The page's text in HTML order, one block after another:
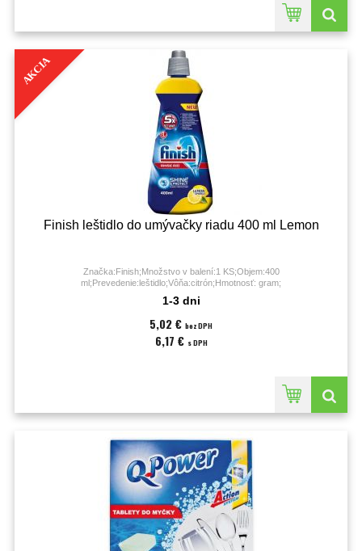
AKCIA
Finish leštidlo do umývačky riadu 400 ml Lemon
Značka:Finish;Množstvo v balení:1 KS;Objem:400
ml;Prevedenie:leštidlo;Vôňa:citrón;Hmotnosť: gram;
1-3 dni
5,02 € bez DPH
6,17 € s DPH